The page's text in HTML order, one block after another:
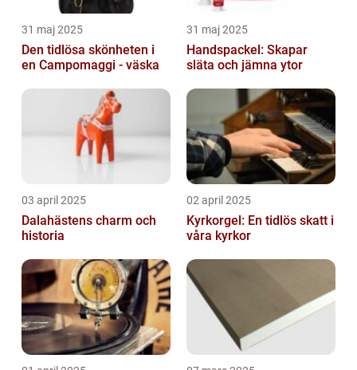
31 maj 2025
Den tidlösa skönheten i
en Campomaggi - väska
31 maj 2025
Handspackel: Skapar
släta och jämna ytor
03 april 2025
Dalahästens charm och
historia
02 april 2025
Kyrkorgel: En tidlös skatt i
våra kyrkor